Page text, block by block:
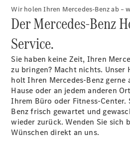
finden
Beratung
buchen
Probefahrt
vereinbaren
Konfigurator
Tel: +49 69
8501 00
Wir holen Ihren Mercedes-Benz ab –
Der Mercedes-Benz
Service.
Sie haben keine Zeit, Ihren
zu bringen? Macht nichts. Unser
holt Ihren Mercedes-Benz gerne
Hause oder an jedem anderen
Ihrem Büro oder Fitness-Center.
Benz frisch gewartet und
wieder zurück. Wenden Sie sich
Wünschen direkt an uns.